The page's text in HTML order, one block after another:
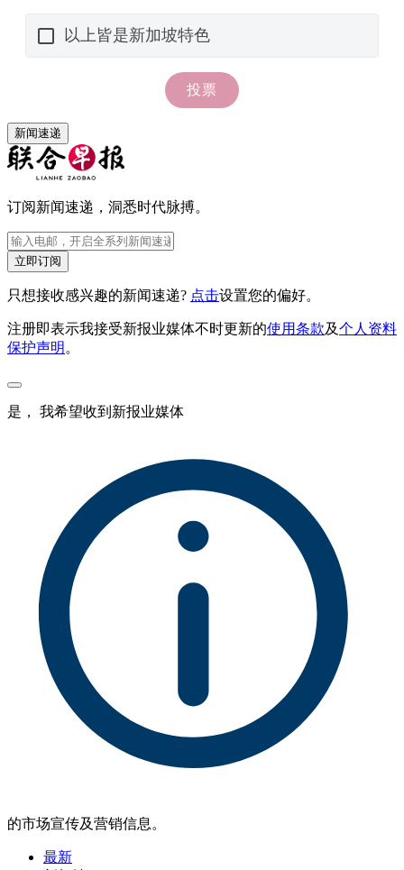
新闻速递
订阅新闻速递，洞悉时代脉搏。
立即订阅
只想接收感兴趣的新闻速递? 点击设置您的偏好。
注册即表示我接受新报业媒体不时更新的使用条款及个人资料
保护声明 。
是， 我希望收到新报业媒体
的市场宣传及营销信息。
最新